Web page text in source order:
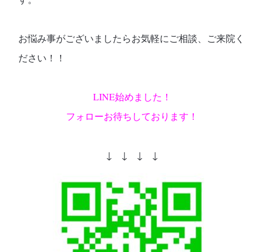
お悩み事がございましたらお気軽にご相談、ご来院く
ださい！！
LINE始めました！
フォローお待ちしております！
↓ ↓ ↓ ↓